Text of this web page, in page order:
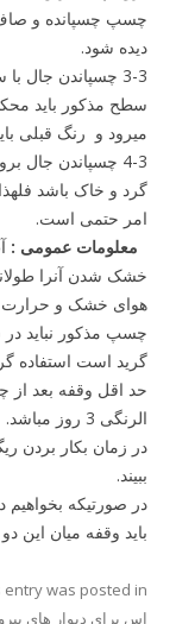
چسپ چسپانده و صاف
دیده شود.
3-3 چسپاندن جال با سرش بروی سطح رنگدار :
سطح مذکور باید
میرود و رنگ قبلی
4-3 چسپاندن جال
گرد و خاک باشد
امر حتمی است.
معلومات عمومی :
خشک شدن آنرا
هوای خشک و حرارت
گرید است استفاده
حد اقل وقفه بعد از
الرنگی 3 روز مباشد.
در زمان بکار بردن
ببیند.
در صورتیکه
باید وقفه میان این دو
entry was posted in
اس برای دیوار های